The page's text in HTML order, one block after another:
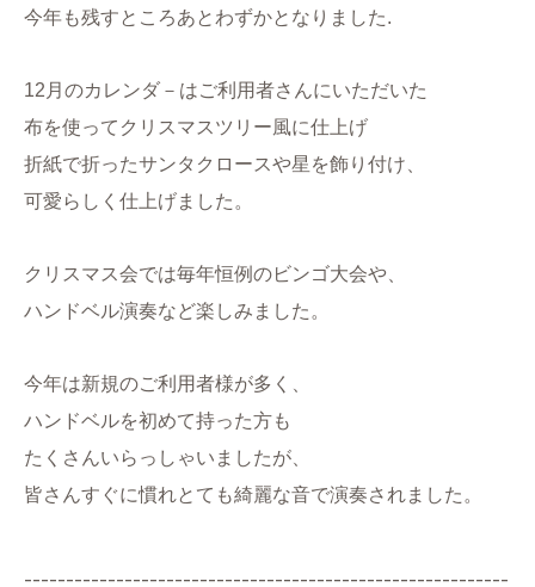
今年も残すところあとわずかとなりました.
12月のカレンダ－はご利用者さんにいただいた
布を使ってクリスマスツリー風に仕上げ
折紙で折ったサンタクロースや星を飾り付け、
可愛らしく仕上げました。
クリスマス会では毎年恒例のビンゴ大会や、
ハンドベル演奏など楽しみました。
今年は新規のご利用者様が多く、
ハンドベルを初めて持った方も
たくさんいらっしゃいましたが、
皆さんすぐに慣れとても綺麗な音で演奏されました。
----------------------------------------------------------